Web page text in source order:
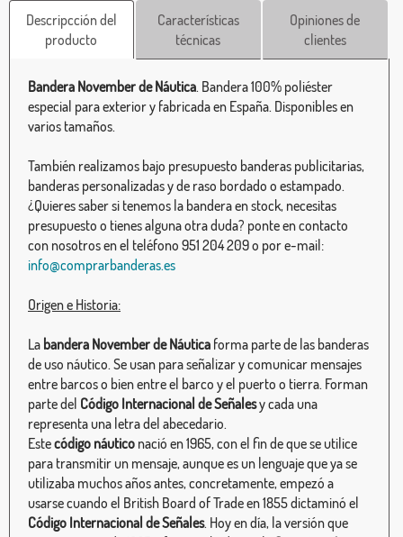
Descripcción del
producto
Características
técnicas
Opiniones de
clientes
Bandera November de Náutica. Bandera 100% poliéster
especial para exterior y fabricada en España. Disponibles en
varios tamaños.
También realizamos bajo presupuesto banderas publicitarias,
banderas personalizadas y de raso bordado o estampado.
¿Quieres saber si tenemos la bandera en stock, necesitas
presupuesto o tienes alguna otra duda? ponte en contacto
con nosotros en el teléfono 951 204 209 o por e-mail:
info@comprarbanderas.es
Origen e Historia:
La bandera November de Náutica forma parte de las banderas
de uso náutico. Se usan para señalizar y comunicar mensajes
entre barcos o bien entre el barco y el puerto o tierra. Forman
parte del Código Internacional de Señalesy cada una
representa una letra del abecedario.
Estecódigo náutico nació en 1965, con el fin de que se utilice
para transmitir un mensaje, aunque es un lenguaje que ya se
utilizaba muchos años antes, concretamente, empezó a
usarse cuando el British Board of Trade en 1855 dictaminó el
Código Internacional de Señales. Hoy en día, la versión que